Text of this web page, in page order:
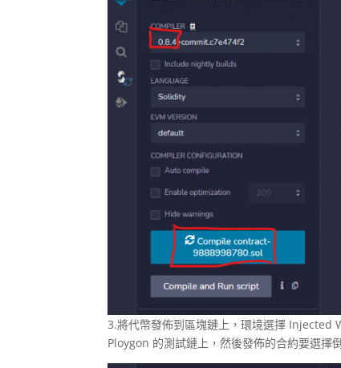
3.將代幣發佈到區塊鏈上，環境選擇 Injected
Ploygon 的測試鏈上，然後發佈的合約要選